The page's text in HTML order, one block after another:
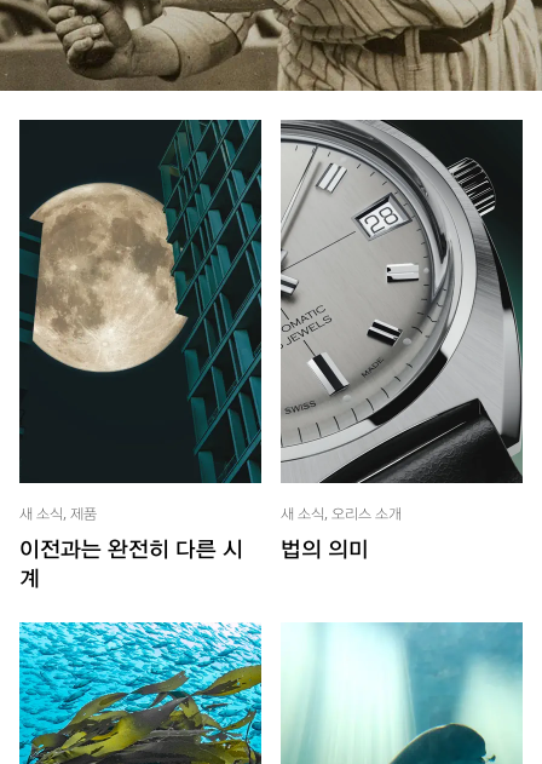
새 소식, 제품
이전과는 완전히 다른 시
계
새 소식, 오리스 소개
법의 의미